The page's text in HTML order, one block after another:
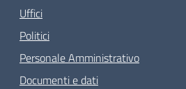
Uffici
Politici
Personale Amministrativo
Documenti e dati